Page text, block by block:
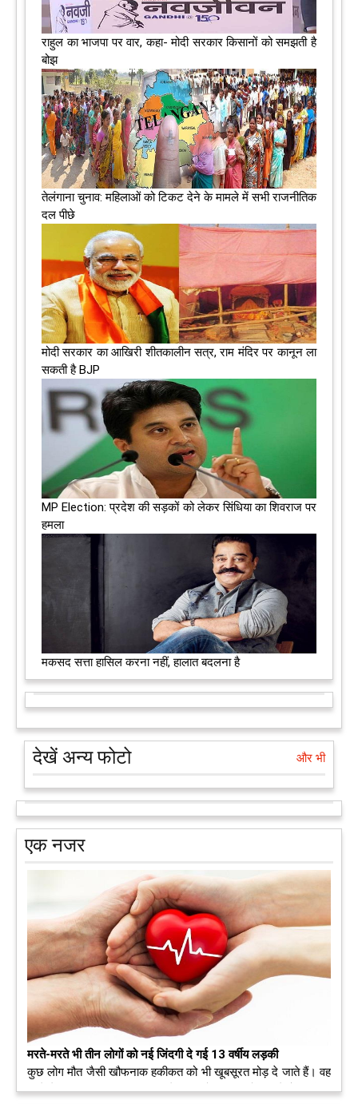
राहुल का भाजपा पर वार, कहा- मोदी सरकार किसानों को समझती है
बोझ
तेलंगाना चुनाव: महिलाओं को टिकट देने के मामले में सभी राजनीतिक
दल पीछे
मोदी सरकार का आखिरी शीतकालीन सत्र, राम मंदिर पर कानून ला
सकती है BJP
MP Election: प्रदेश की सड़कों को लेकर सिंधिया का शिवराज पर
हमला
मकसद सत्ता हासिल करना नहीं, हालात बदलना है
देखें अन्य फोटो और भी
एक नजर
मरते-मरते भी तीन लोगों को नई जिंदगी दे गई 13 वर्षीय लड़की
कुछ लोग मौत जैसी खौफनाक हकीकत को भी खूबसूरत मोड़ दे जाते हैं। वह
मरने के बाद भी इस धरती पर अपने आप को जीवित छोड़ ज़ाते हैं। दुनिया